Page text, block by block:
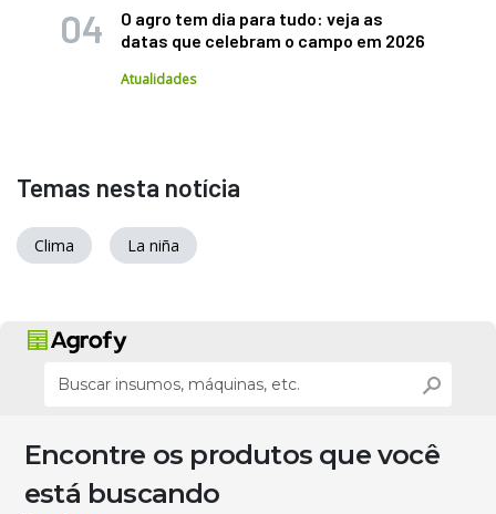
O agro tem dia para tudo: veja as
datas que celebram o campo em 2026
Atualidades
Temas nesta notícia
Clima La niña
Encontre os produtos que você
está buscando